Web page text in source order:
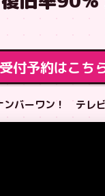
受付予約はこち
ンバーワン！ テレ